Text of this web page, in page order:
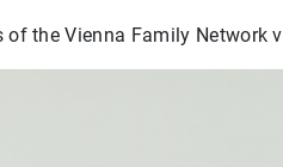
the Vienna Family Network